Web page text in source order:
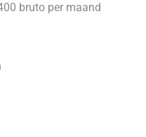
bruto per maand